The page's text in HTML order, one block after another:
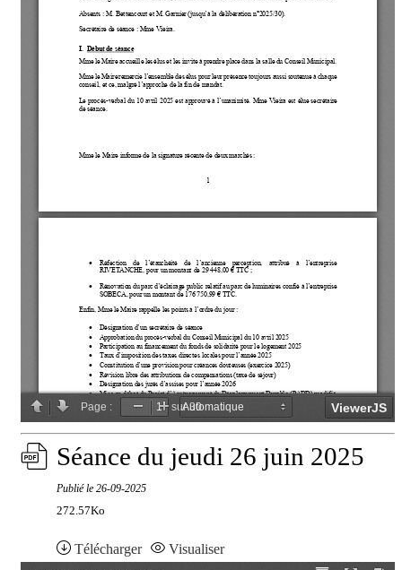
Séance du jeudi 26 juin 2025
Publié le 26-09-2025
272.57Ko
Télécharger Visualiser